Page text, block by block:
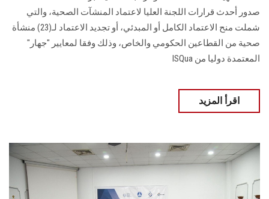
صدور أحدث قرارات اللجنة العليا لاعتماد المنشآت الصحية، والتي
شملت منح الاعتماد الكامل أو المبدئي، أو تجديد الاعتماد لـ(23) منشأة
صحية من القطاعين الحكومي والخاص، وذلك وفقا لمعايير "جهار"
المعتمدة دوليا من ISQua
اقرأ المزيد